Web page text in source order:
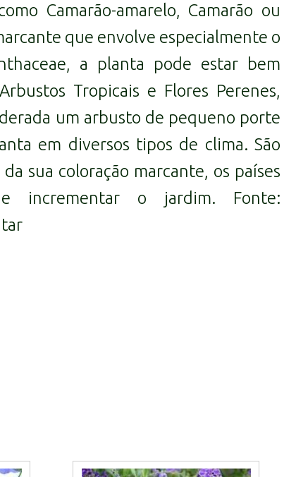
Camarão-amarelo, Camarão ou
que envolve especialmente o
, a planta pode estar bem
Arbustos Tropicais e Flores Perenes,
um arbusto de pequeno porte
em diversos tipos de clima. São
da sua coloração marcante, os países
o jardim. Fonte: